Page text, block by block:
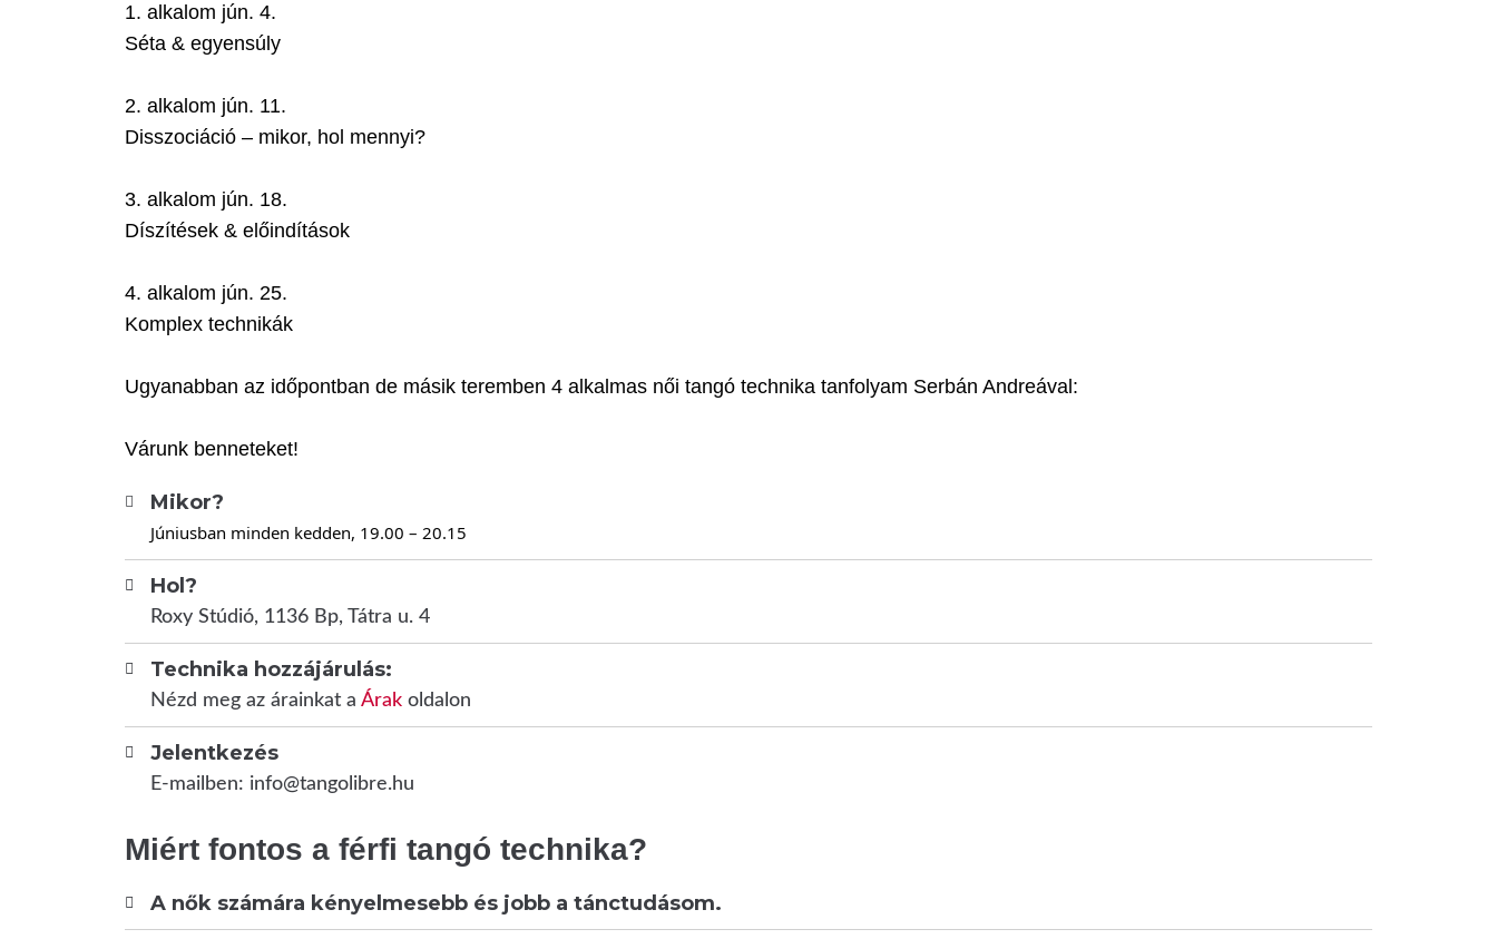
1. alkalom jún. 4.
Séta & egyensúly
2. alkalom jún. 11.
Disszociáció – mikor, hol mennyi?
3. alkalom jún. 18.
Díszítések & előindítások
4. alkalom jún. 25.
Komplex technikák
Ugyanabban az időpontban de másik teremben 4 alkalmas női tangó technika tanfolyam Serbán Andreával:
Várunk benneteket!
Mikor?
Júniusban minden kedden, 19.00 – 20.15
Hol?
Roxy Stúdió, 1136 Bp, Tátra u. 4
Technika hozzájárulás:
Nézd meg az árainkat a Árak oldalon
Jelentkezés
E-mailben: info@tangolibre.hu
Miért fontos a férfi tangó technika?
A nők számára kényelmesebb és jobb a tánctudásom.